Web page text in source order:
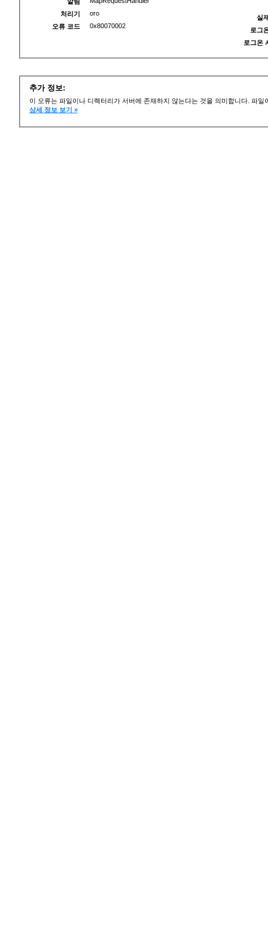
처리기
oro
오류 코드
0x80070002
실
로그
로그온
추가 정보:
이 오류는 파일이나 디렉터리가 서버에 존재하지 않는다는 것을 의미합니다. 파
상세 정보 보기 »